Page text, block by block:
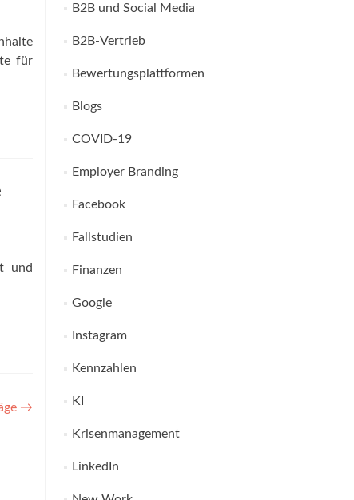
für
und
→
B2B und Social Media
B2B-Vertrieb
Bewertungsplattformen
Blogs
COVID-19
Employer Branding
Facebook
Fallstudien
Finanzen
Google
Instagram
Kennzahlen
KI
Krisenmanagement
LinkedIn